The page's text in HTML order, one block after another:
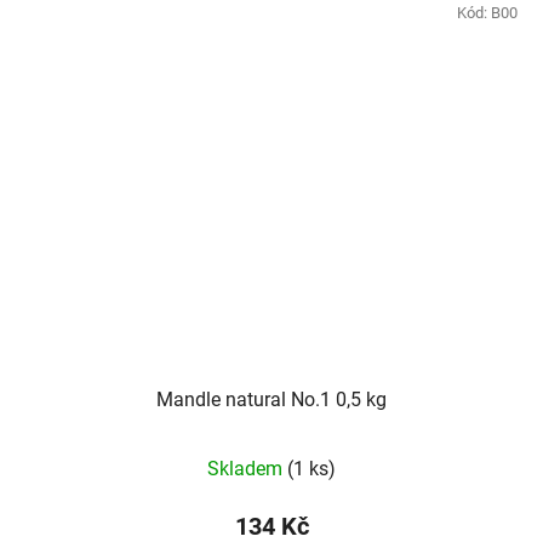
Mandle natural No.1 0,5 kg
hodnocení
produktu
Skladem (1 ks)
134 Kč
Kód: B00